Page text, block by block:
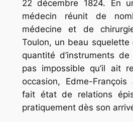
22 décembre 1824. En
médecin réunit de
médecine et de
Toulon, un beau
quantité d’instruments de
pas impossible qu’il ait
occasion, Edme-
fait état de relations
pratiquement dès son